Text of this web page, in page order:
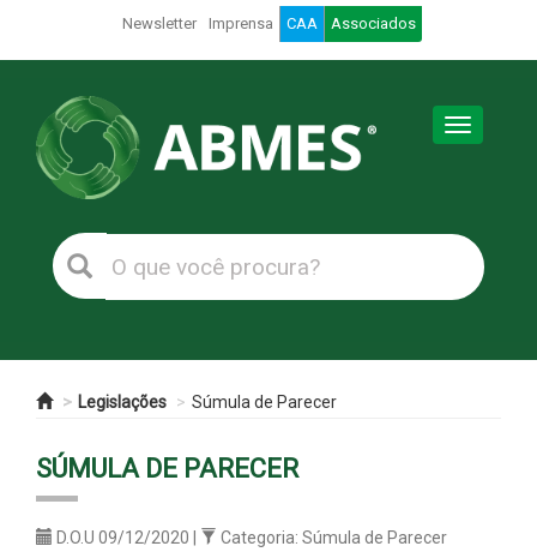
Newsletter Imprensa CAA Associados
Toggle
Legislações Súmula de Parecer
SÚMULA DE PARECER
D.O.U 09/12/2020 | Categoria: Súmula de Parecer